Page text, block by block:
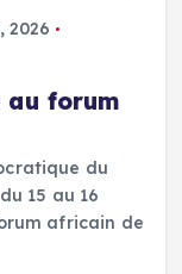
2026
au forum
du
15 au 16
africain de